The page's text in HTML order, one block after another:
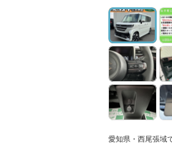
愛知県・西尾張域